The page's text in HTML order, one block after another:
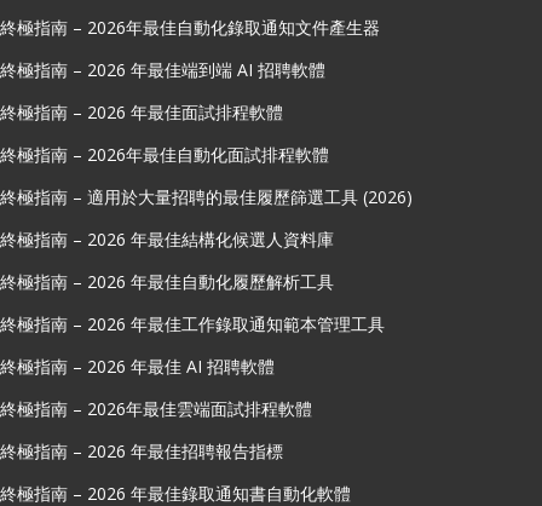
終極指南 – 2026年最佳自動化錄取通知文件產生器
終極指南 – 2026 年最佳端到端 AI 招聘軟體
終極指南 – 2026 年最佳面試排程軟體
終極指南 – 2026年最佳自動化面試排程軟體
終極指南 – 適用於大量招聘的最佳履歷篩選工具 (2026)
終極指南 – 2026 年最佳結構化候選人資料庫
終極指南 – 2026 年最佳自動化履歷解析工具
終極指南 – 2026 年最佳工作錄取通知範本管理工具
終極指南 – 2026 年最佳 AI 招聘軟體
終極指南 – 2026年最佳雲端面試排程軟體
終極指南 – 2026 年最佳招聘報告指標
終極指南 – 2026 年最佳錄取通知書自動化軟體